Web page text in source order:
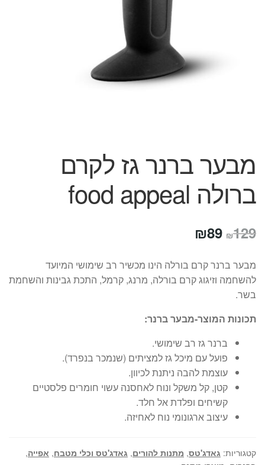
מתנות לחנוכת בית
מתנות למטבח
מתכונים שלכם
מבער ברנר גז לקרם
ברולה food appeal
₪129 המחיר
היה:
₪89
הוא:
מבער ברנר קרם בורלה הינו מכשיר רב שימושי המיועד
להשחמה וזיגוג קרם בורלה, מרנג, קרמל, התכת גבינות והשחמת
בשר.
תכונות המוצר-מבער ברנר:
ברנר גז רב שימושי.
פועל עם מיכל גז למציתים (שנמכר בנפרד).
עוצמת להבה ניתנת לכיוון.
קטן, קל משקל ונוח לאחסנה עשוי חומרים פלסטיים
קשיחים ופלדת אל חלד.
עיצוב ארגונומי נוח לאחיזה.
קטגוריות: גאדג'טס, מתנות להורים, גאדג'טס וכלי מטבח, אפייה,